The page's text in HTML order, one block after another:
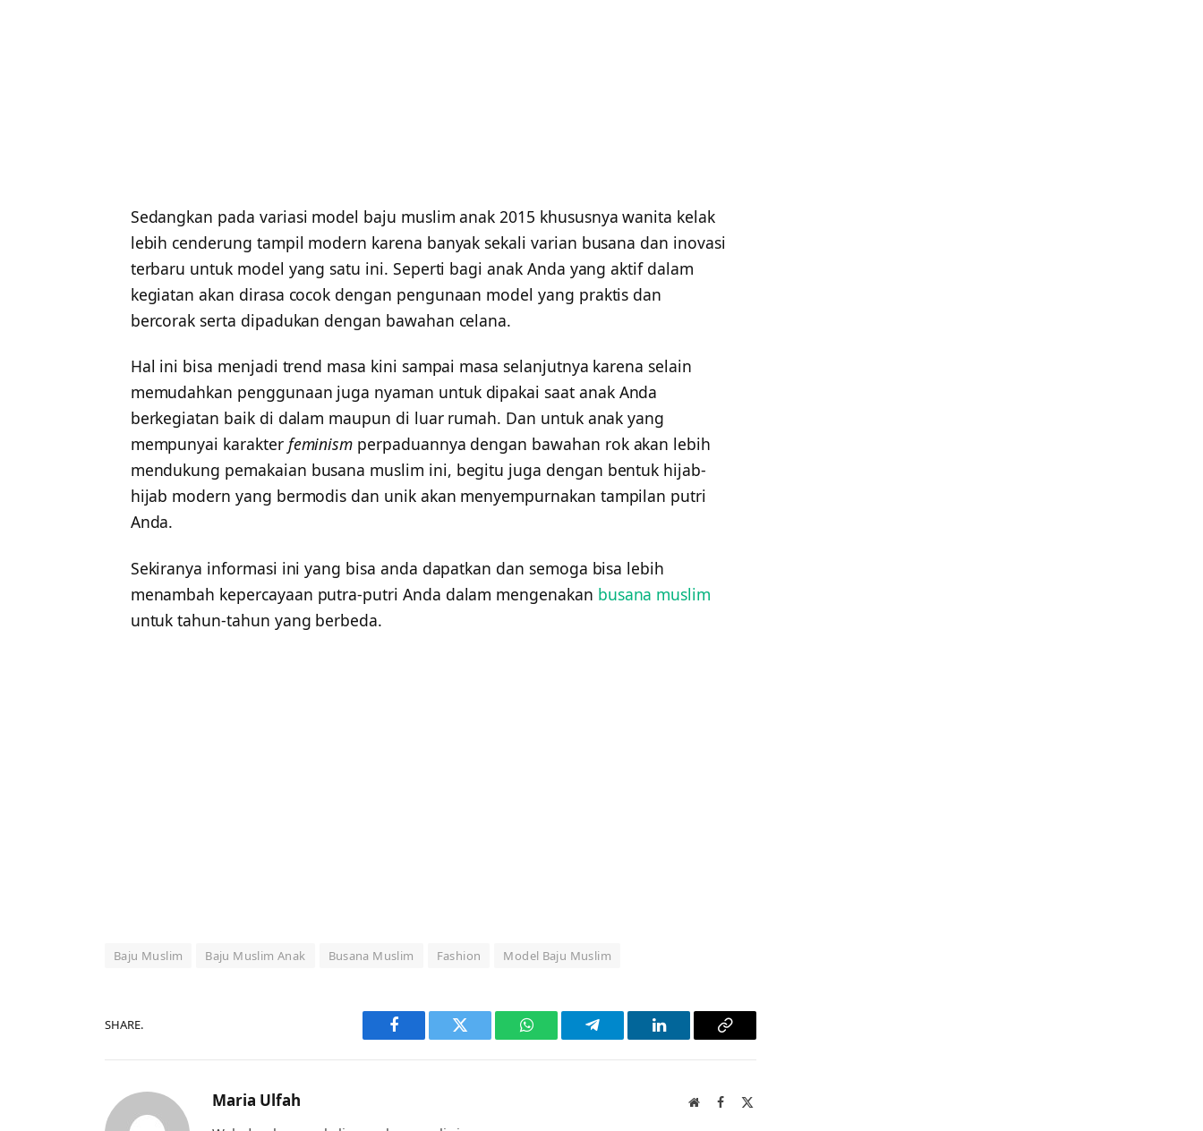
Sedangkan pada variasi model baju muslim anak 2015 khususnya wanita kelak
lebih cenderung tampil modern karena banyak sekali varian busana dan inovasi
terbaru untuk model yang satu ini. Seperti bagi anak Anda yang aktif dalam
kegiatan akan dirasa cocok dengan pengunaan model yang praktis dan
bercorak serta dipadukan dengan bawahan celana.
Hal ini bisa menjadi trend masa kini sampai masa selanjutnya karena selain
memudahkan penggunaan juga nyaman untuk dipakai saat anak Anda
berkegiatan baik di dalam maupun di luar rumah. Dan untuk anak yang
mempunyai karakter feminism perpaduannya dengan bawahan rok akan lebih
mendukung pemakaian busana muslim ini, begitu juga dengan bentuk hijab-
hijab modern yang bermodis dan unik akan menyempurnakan tampilan putri
Anda.
Sekiranya informasi ini yang bisa anda dapatkan dan semoga bisa lebih
menambah kepercayaan putra-putri Anda dalam mengenakan busana muslim
untuk tahun-tahun yang berbeda.
Baju Muslim Baju Muslim Anak Busana Muslim Fashion Model Baju Muslim
SHARE.
Facebook Twitter WhatsAppTelegram LinkedIn Copy
Maria Ulfah WebsiteFacebook